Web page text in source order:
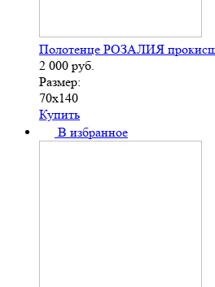
Полотенце РОЗАЛИЯ
2 000 руб.
Размер:
70х140
Купить
В избранное